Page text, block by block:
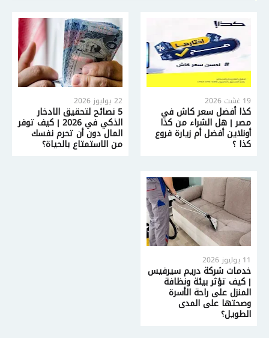
19 غشت 2026
كذا أفضل سعر كاش في
مصر | هل الشراء من كذا
أونلاين أفضل أم زيارة فروع
كذا ؟
22 يوليوز 2026
5 نصائح لتحقيق الادخار
الذكي في 2026 | كيف توفر
المال دون أن تحرم نفسك
من الاستمتاع بالحياة؟
11 يوليوز 2026
خدمات شركة دريم سيرفيس
| كيف تؤثر بيئة ونظافة
المنزل على راحة الأسرة
وصحتها على المدى
الطويل؟